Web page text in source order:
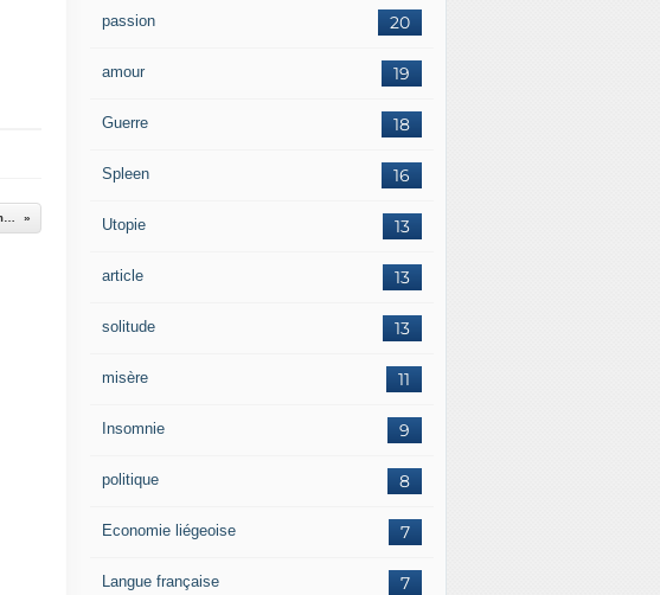
20
passion
19
amour
18
Guerre
16
Spleen
13
Utopie
13
article
13
solitude
11
misère
9
Insomnie
8
politique
7
Economie liégeoise
7
Langue française